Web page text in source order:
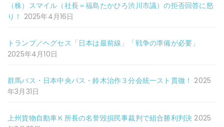
（株）スマイル（社長＝福島たかひろ渋川市議）の拒否回答に怒
り！ 2025年4月16日
トランプ／ヘグセス「日本は最前線」「戦争の準備が必要」
2025年4月10日
群馬バス・日本中央バス・鈴木治作３分会統一スト貫徹！ 2025
年3月31日
上州貨物自動車Ｋ所長の名誉毀損民事裁判で組合勝利判決 2025